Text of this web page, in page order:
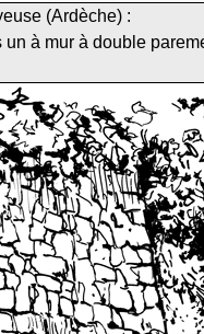
(Ardèche) :
à mur à double